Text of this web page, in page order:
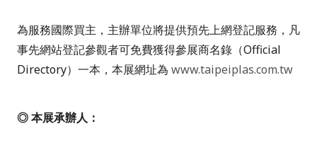
為服務國際買主，主辦單位將提供預先上網登記服務，凡
事先網站登記參觀者可免費獲得參展商名錄（Official
Directory）一本，本展網址為 www.taipeiplas.com.tw
◎ 本展承辦人：